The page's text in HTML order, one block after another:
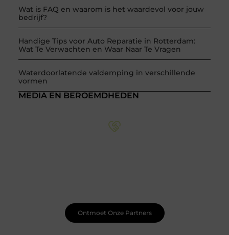
Wat is FAQ en waarom is het waardevol voor jouw
bedrijf?
Handige Tips voor Auto Reparatie in Rotterdam:
Wat Te Verwachten en Waar Naar Te Vragen
Waterdoorlatende valdemping in verschillende
vormen
MEDIA EN BEROEMDHEDEN
Ontmoet Onze Partners